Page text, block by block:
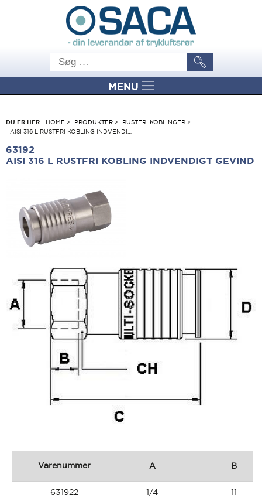
MENU
DU ER HER: HOME > PRODUKTER > RUSTFRI KOBLINGER >
AISI 316 L RUSTFRI KOBLING INDVENDI…
63192
AISI 316 L RUSTFRI KOBLING INDVENDIGT GEVIND
Varenummer A B
631922 1/4 11